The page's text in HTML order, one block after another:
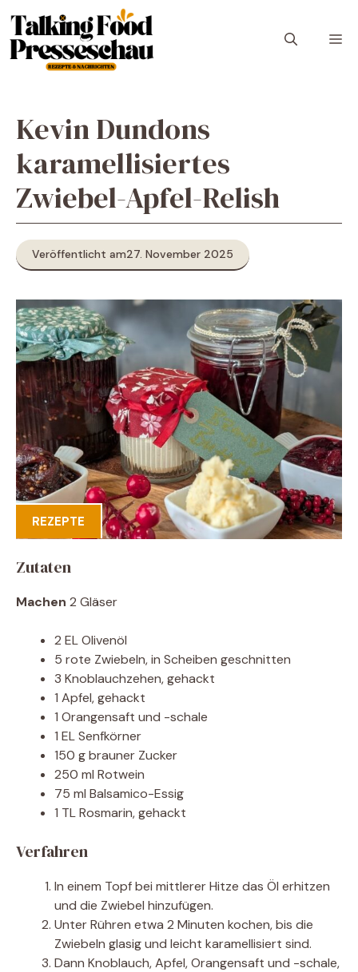
Inhalt
springen
Kevin Dundons
karamellisiertes
Zwiebel-Apfel-Relish
Veröffentlicht am27. November 2025
REZEPTE
Zutaten
Machen 2 Gläser
2 EL Olivenöl
5 rote Zwiebeln, in Scheiben geschnitten
3 Knoblauchzehen, gehackt
1 Apfel, gehackt
1 Orangensaft und -schale
1 EL Senfkörner
150 g brauner Zucker
250 ml Rotwein
75 ml Balsamico-Essig
1 TL Rosmarin, gehackt
Verfahren
In einem Topf bei mittlerer Hitze das Öl erhitzen
und die Zwiebel hinzufügen.
Unter Rühren etwa 2 Minuten kochen, bis die
Zwiebeln glasig und leicht karamellisiert sind.
Dann Knoblauch, Apfel, Orangensaft und -schale,